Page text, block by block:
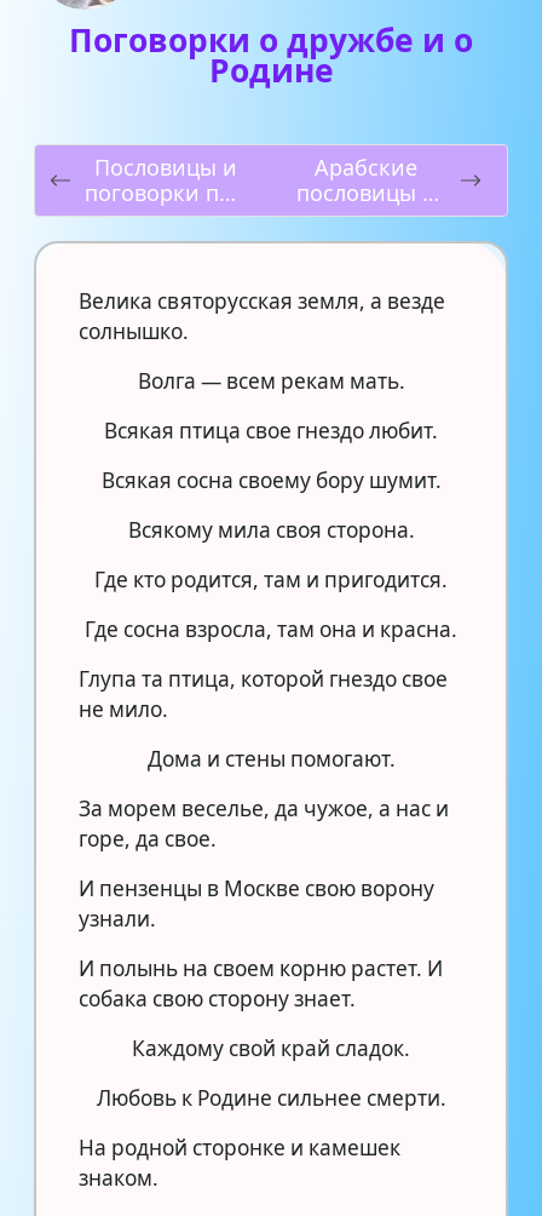
Поговорки о дружбе и о
Родине
Пословицы и
поговорки про
собак
Арабские
пословицы и
поговорки
Велика святорусская земля, а везде
солнышко.
Волга — всем рекам мать.
Всякая птица свое гнездо любит.
Всякая сосна своему бору шумит.
Всякому мила своя сторона.
Где кто родится, там и пригодится.
Где сосна взросла, там она и красна.
Глупа та птица, которой гнездо свое
не мило.
Дома и стены помогают.
За морем веселье, да чужое, а нас и
горе, да свое.
И пензенцы в Москве свою ворону
узнали.
И полынь на своем корню растет. И
собака свою сторону знает.
Каждому свой край сладок.
Любовь к Родине сильнее смерти.
На родной сторонке и камешек
знаком.